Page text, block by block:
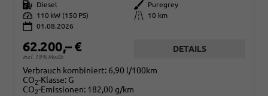
Kraftstoff
Diesel Außenfarbe
Puregrey
Leistung
110 kW (150 PS) Kilometerstand
10 km
01.08.2026
62.200,– €
incl. 19% MwSt.
DETAILS
Verbrauch kombiniert: 6,90 l/100km
CO2-Klasse: G
CO2-Emissionen: 182,00 g/km